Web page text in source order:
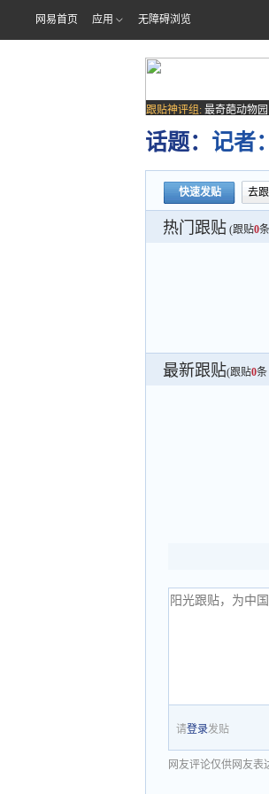
网易首页 应用 无障碍浏览
跟贴神评组: 最奇葩动物
场子
话题： 记者
快速发贴 去
热门跟贴 (跟贴0
最新跟贴(跟贴0条
请登录发贴
网友评论仅供网友表